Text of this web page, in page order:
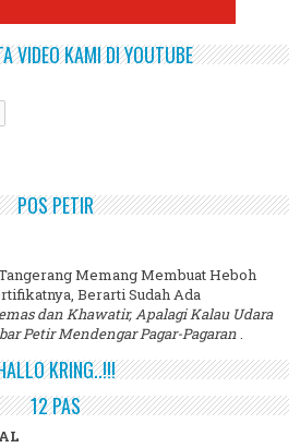
VIDEO KAMI DI YOUTUBE
POS PETIR
Memang Membuat Heboh
Berarti Sudah Ada
dan Khawatir, Apalagi Kalau Udara
Petir Mendengar Pagar-Pagaran.
KRING..!!!
12 PAS